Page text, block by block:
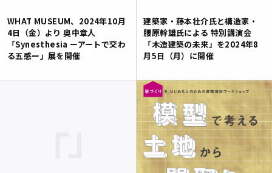
WHAT MUSEUM、2024年10月
4日（金）より 奥中章人
「Synesthesia ーアートで交わ
る五感ー」展を開催
建築家・藤本壮介氏と構造家・
腰原幹雄氏による 特別講演会
「木造建築の未来」を2024年8
月5日（月）に開催